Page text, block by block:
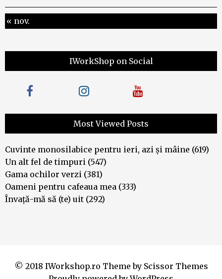
« nov.
IWorkShop on Social
Most Viewed Posts
Cuvinte monosilabice pentru ieri, azi și mâine (619)
Un alt fel de timpuri (547)
Gama ochilor verzi (381)
Oameni pentru cafeaua mea (333)
Învață-mă să (te) uit (292)
© 2018 IWorkshop.ro Theme by Scissor Themes